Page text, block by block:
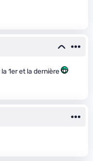
1er et la dernière